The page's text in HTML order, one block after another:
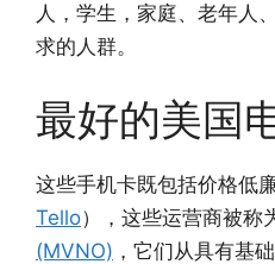
人，学生，家庭、老年人
求的人群。
最好的美国
这些手机卡既包括价格低
Tello），这些运营商被称
(MVNO) ，它们从具有基